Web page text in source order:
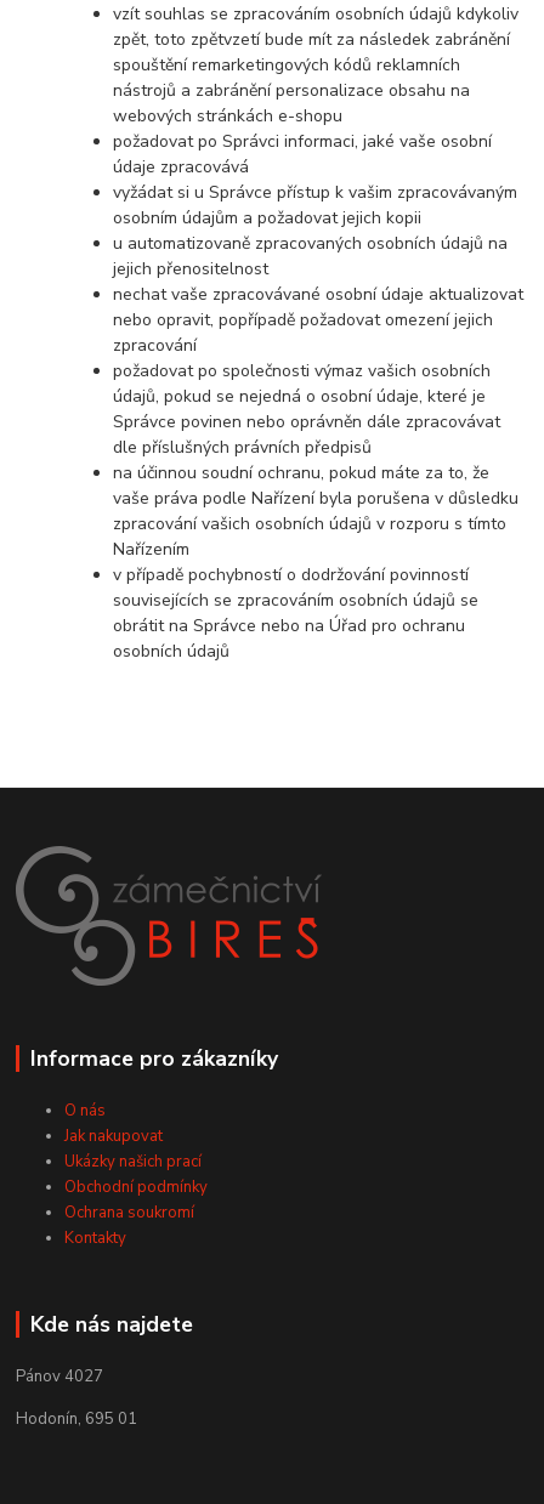
vzít souhlas se zpracováním osobních údajů kdykoliv
zpět, toto zpětvzetí bude mít za následek zabránění
spouštění remarketingových kódů reklamních
nástrojů a zabránění personalizace obsahu na
webových stránkách e-shopu
požadovat po Správci informaci, jaké vaše osobní
údaje zpracovává
vyžádat si u Správce přístup k vašim zpracovávaným
osobním údajům a požadovat jejich kopii
u automatizovaně zpracovaných osobních údajů na
jejich přenositelnost
nechat vaše zpracovávané osobní údaje aktualizovat
nebo opravit, popřípadě požadovat omezení jejich
zpracování
požadovat po společnosti výmaz vašich osobních
údajů, pokud se nejedná o osobní údaje, které je
Správce povinen nebo oprávněn dále zpracovávat
dle příslušných právních předpisů
na účinnou soudní ochranu, pokud máte za to, že
vaše práva podle Nařízení byla porušena v důsledku
zpracování vašich osobních údajů v rozporu s tímto
Nařízením
v případě pochybností o dodržování povinností
souvisejících se zpracováním osobních údajů se
obrátit na Správce nebo na Úřad pro ochranu
osobních údajů
Informace pro zákazníky
O nás
Jak nakupovat
Ukázky našich prací
Obchodní podmínky
Ochrana soukromí
Kontakty
Kde nás najdete
Pánov 4027
Hodonín, 695 01